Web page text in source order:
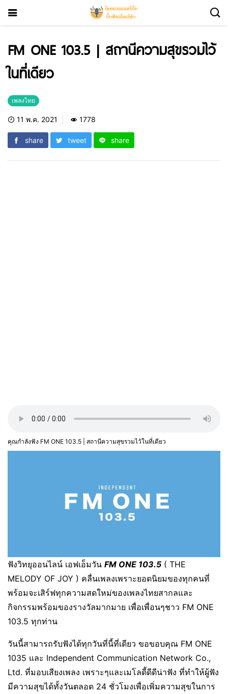
FM ONE 103.5 | สถานีความสุขรวมไว้
ในที่เดียว
เพลงไทย
11 พ.ค. 2021 1778
share tweet share
คุณกำลังฟัง FM ONE 103.5 | สถานีความสุขรวมไว้ในที่เดียว
ฟังวิทยุออนไลน์ เอฟเอ็มวัน FM ONE 103.5 ( THE
MELODY OF JOY ) คลื่นเพลงเพราะยอดนิยมของทุกคนที่
พร้อมจะเสิร์ฟทุกความสดใหม่ของเพลงไทยสากลและ
กิจกรรมพร้อมของรางวัลมากมาย เพื่อเพื่อนๆชาว FM ONE
103.5 ทุกท่าน
วันนี้สามารถรับฟังได้ทุกวันที่นี้ที่เดียว ขอขอบคุณ FM ONE
1035 และ Independent Communication Network Co.,
Ltd. ที่มอบเสียงเพลง เพราะๆและเมโลดี้ดีดีน่าฟัง ที่ทำให้ผู้ฟัง
มีความสุขได้ทั้งวันตลอด 24 ชั่วโมงเพื่อเพิ่มความสุขในการ